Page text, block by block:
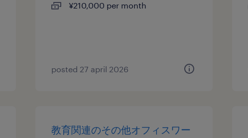
¥210,000 per month
posted 27 april 2026
教育関連のその他オフィスワー